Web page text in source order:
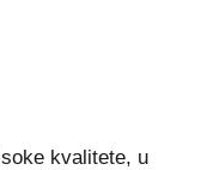
kvalitete, u